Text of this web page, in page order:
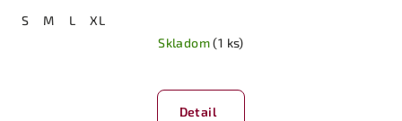
S M L
XL
Skladom(1 ks)
hodnotenie
produktu
Detail